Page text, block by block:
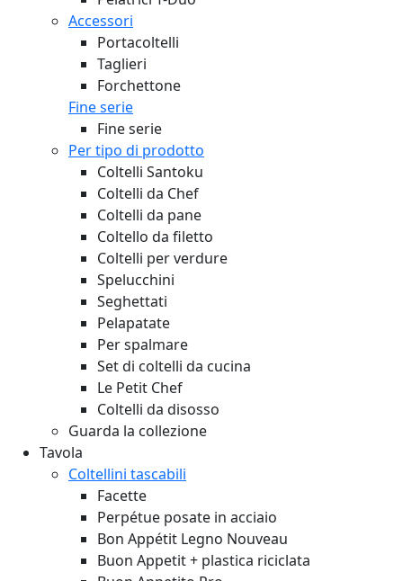
Accessori
Portacoltelli
Taglieri
Forchettone
Fine serie
Fine serie
Per tipo di prodotto
Coltelli Santoku
Coltelli da Chef
Coltelli da pane
Coltello da filetto
Coltelli per verdure
Spelucchini
Seghettati
Pelapatate
Per spalmare
Set di coltelli da cucina
Le Petit Chef
Coltelli da disosso
Guarda la collezione
Tavola
Coltellini tascabili
Facette
Perpétue posate in acciaio
Bon Appétit Legno Nouveau
Buon Appetit + plastica riciclata